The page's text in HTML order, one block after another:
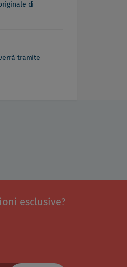
di
tramite
esclusive?